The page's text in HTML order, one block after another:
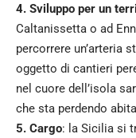
4. Sviluppo per un
Caltanissetta o ad
percorrere un’arteria
oggetto di cantieri
nel cuore dell’isola
che sta perdendo
5. Cargo: la Sicilia si